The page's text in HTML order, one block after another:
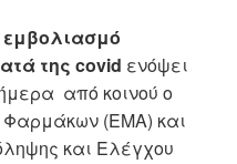
εμβολιασμό
της covid ενόψει
από κοινού ο
(EMA) και
και Ελέγχου